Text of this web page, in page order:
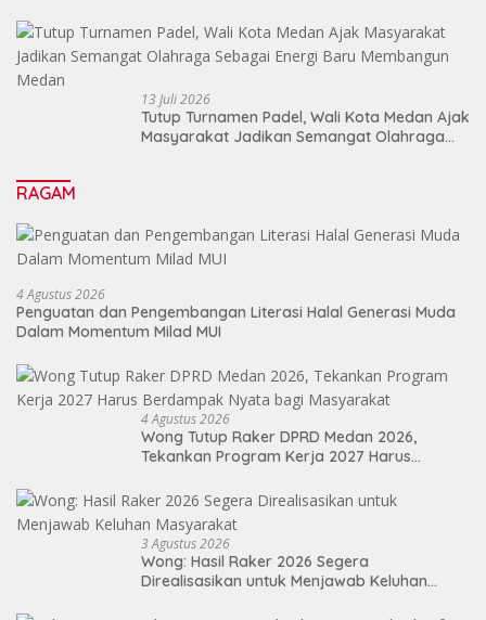
13 Juli 2026
Tutup Turnamen Padel, Wali Kota Medan Ajak
Masyarakat Jadikan Semangat Olahraga
RAGAM
4 Agustus 2026
Penguatan dan Pengembangan Literasi Halal Generasi Muda
Dalam Momentum Milad MUI
4 Agustus 2026
Wong Tutup Raker DPRD Medan 2026,
Tekankan Program Kerja 2027 Harus
3 Agustus 2026
Wong: Hasil Raker 2026 Segera
Direalisasikan untuk Menjawab Keluhan